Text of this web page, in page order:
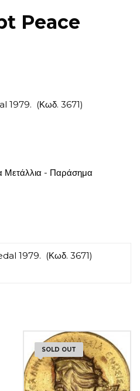
Peace
1979. (Κωδ. 3671)
Μετάλλια - Παράσημα
1979. (Κωδ. 3671)
SOLD OUT